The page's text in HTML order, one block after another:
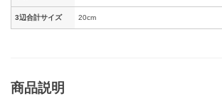
3辺合計サイズ 20cm
商品説明